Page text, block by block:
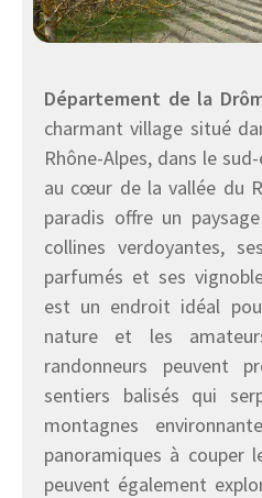
Département de la
charmant village situé
Rhône-Alpes, dans le
au cœur de la vallée du
paradis offre un
collines verdoyantes,
parfumés et ses
est un endroit idéal
nature et les
randonneurs peuvent
sentiers balisés qui
montagnes
panoramiques à couper
peuvent également